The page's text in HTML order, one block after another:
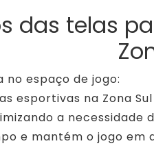
das telas
no espaço de jogo:
esportivas na Zona
a
e mantém o jogo